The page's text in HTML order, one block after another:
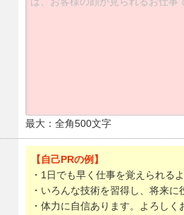
最大：全角500文字
【自己PRの例】
・1日でも早く仕事を覚えられる
・いろんな技術を習得し、将来
・体力に自信あります。よろしく